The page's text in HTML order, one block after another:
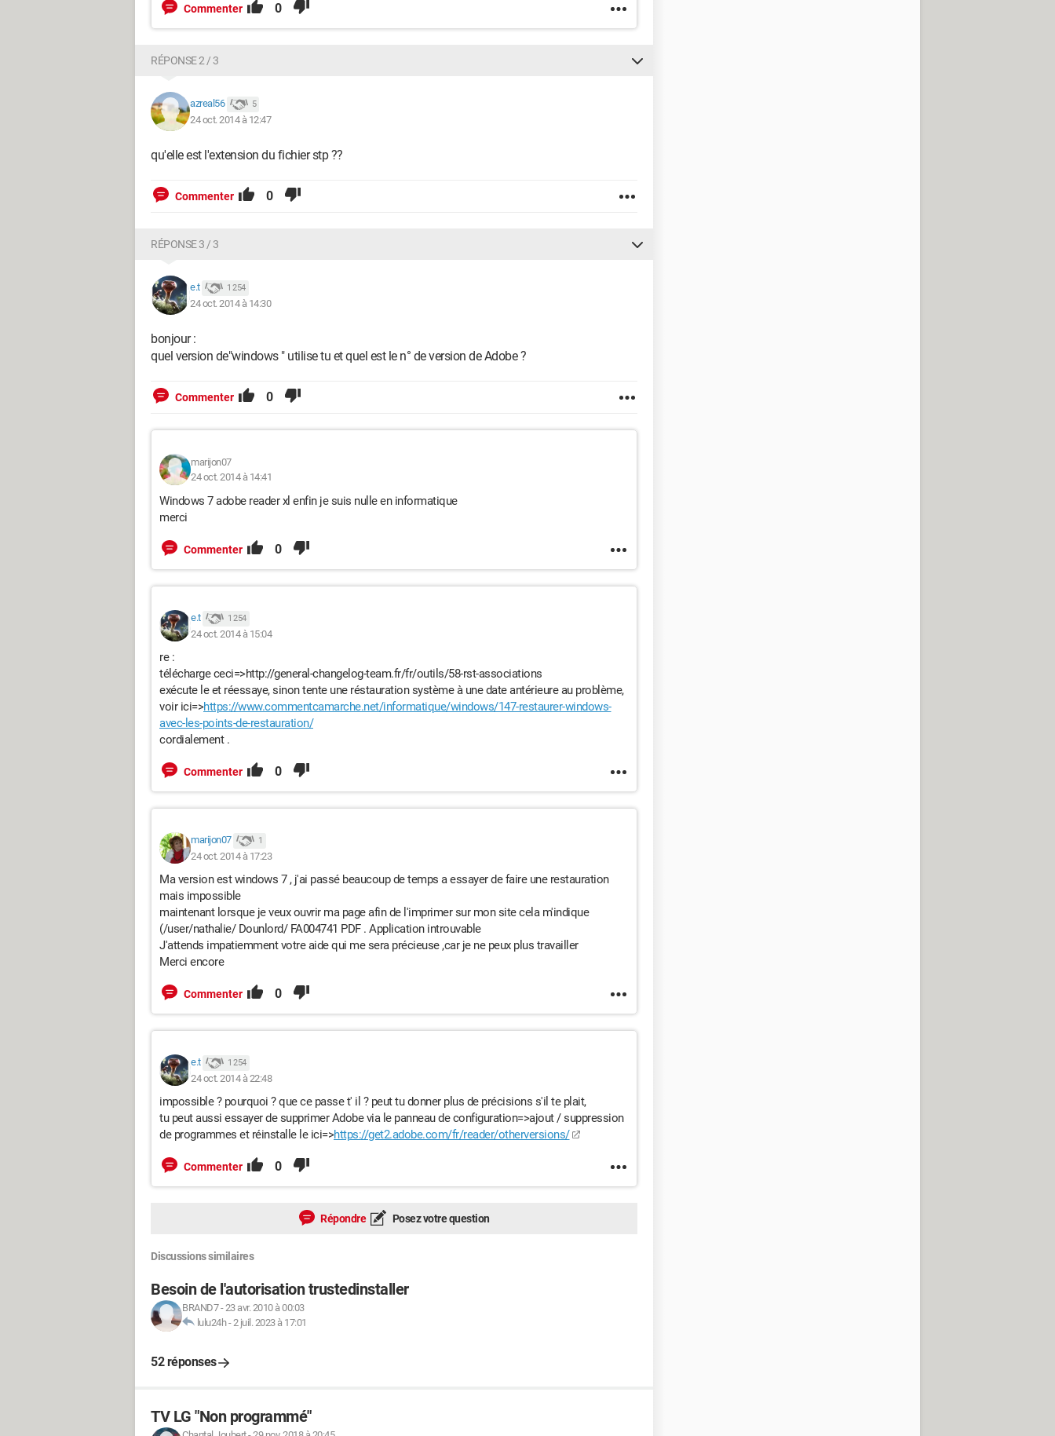
Commenter 0
RÉPONSE 2 / 3
azreal56 5
24 oct. 2014 à 12:47
qu'elle est l'extension du fichier stp ??
Commenter 0
RÉPONSE 3 / 3
e.t 1 254
24 oct. 2014 à 14:30
bonjour :
quel version de"windows " utilise tu et quel est le n° de version de Adobe ?
Commenter 0
marijon07
24 oct. 2014 à 14:41
Windows 7 adobe reader xl enfin je suis nulle en informatique
merci
Commenter 0
e.t 1 254
24 oct. 2014 à 15:04
re :
télécharge ceci=>http://general-changelog-team.fr/fr/outils/58-rst-associations
exécute le et réessaye, sinon tente une réstauration système à une date antérieure au problème,
voir ici=>https://www.commentcamarche.net/informatique/windows/147-restaurer-windows-
avec-les-points-de-restauration/
cordialement .
Commenter 0
marijon07 1
24 oct. 2014 à 17:23
Ma version est windows 7 , j'ai passé beaucoup de temps a essayer de faire une restauration
mais impossible
maintenant lorsque je veux ouvrir ma page afin de l'imprimer sur mon site cela m'indique
(/user/nathalie/ Dounlord/ FA004741 PDF . Application introuvable
J'attends impatiemment votre aide qui me sera précieuse ,car je ne peux plus travailler
Merci encore
Commenter 0
e.t 1 254
24 oct. 2014 à 22:48
impossible ? pourquoi ? que ce passe t' il ? peut tu donner plus de précisions s'il te plait,
tu peut aussi essayer de supprimer Adobe via le panneau de configuration=>ajout / suppression
de programmes et réinstalle le ici=>https://get2.adobe.com/fr/reader/otherversions/
Commenter 0
Répondre Posez votre question
Discussions similaires
Besoin de l'autorisation trustedinstaller
BRAND7-23 avr. 2010 à 00:03
lulu24h-2 juil. 2023 à 17:01
52 réponses
TV LG "Non programmé"